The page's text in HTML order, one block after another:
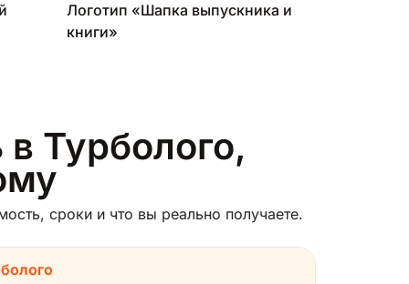
Логотип «Шапка выпускника и
книги»
Турболого,
сроки и что вы реально получаете.